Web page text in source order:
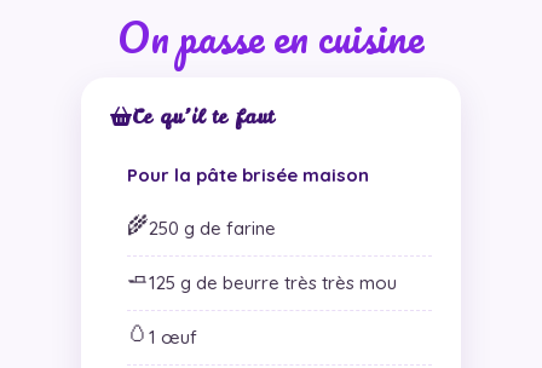
On passe en cuisine
Ce qu’il te faut
Pour la pâte brisée maison
🌾250 g de farine
🧈125 g de beurre très très mou
🥚 1 œuf